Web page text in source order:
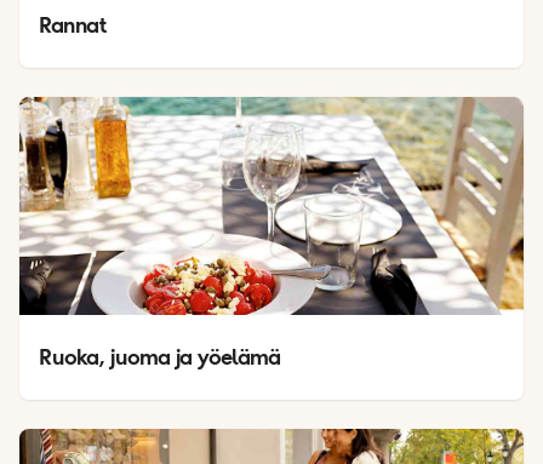
Rannat
Ruoka, juoma ja yöelämä